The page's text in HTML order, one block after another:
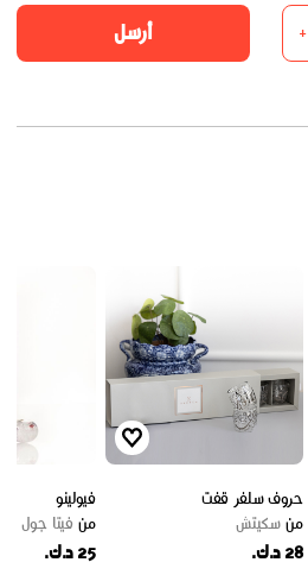
+ أرسل
حروف سلفر قفت
من سكيتش
28 د.ك.
فيولينو
من فيتا جول
25 د.ك.